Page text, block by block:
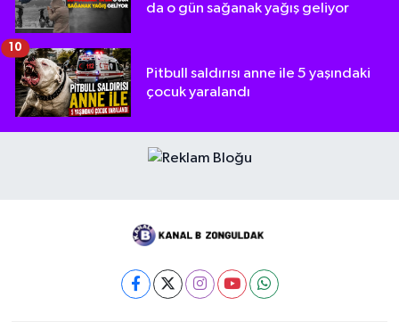
da o gün sağanak yağış geliyor
Pitbull saldırısı anne ile 5 yaşındaki
çocuk yaralandı
10